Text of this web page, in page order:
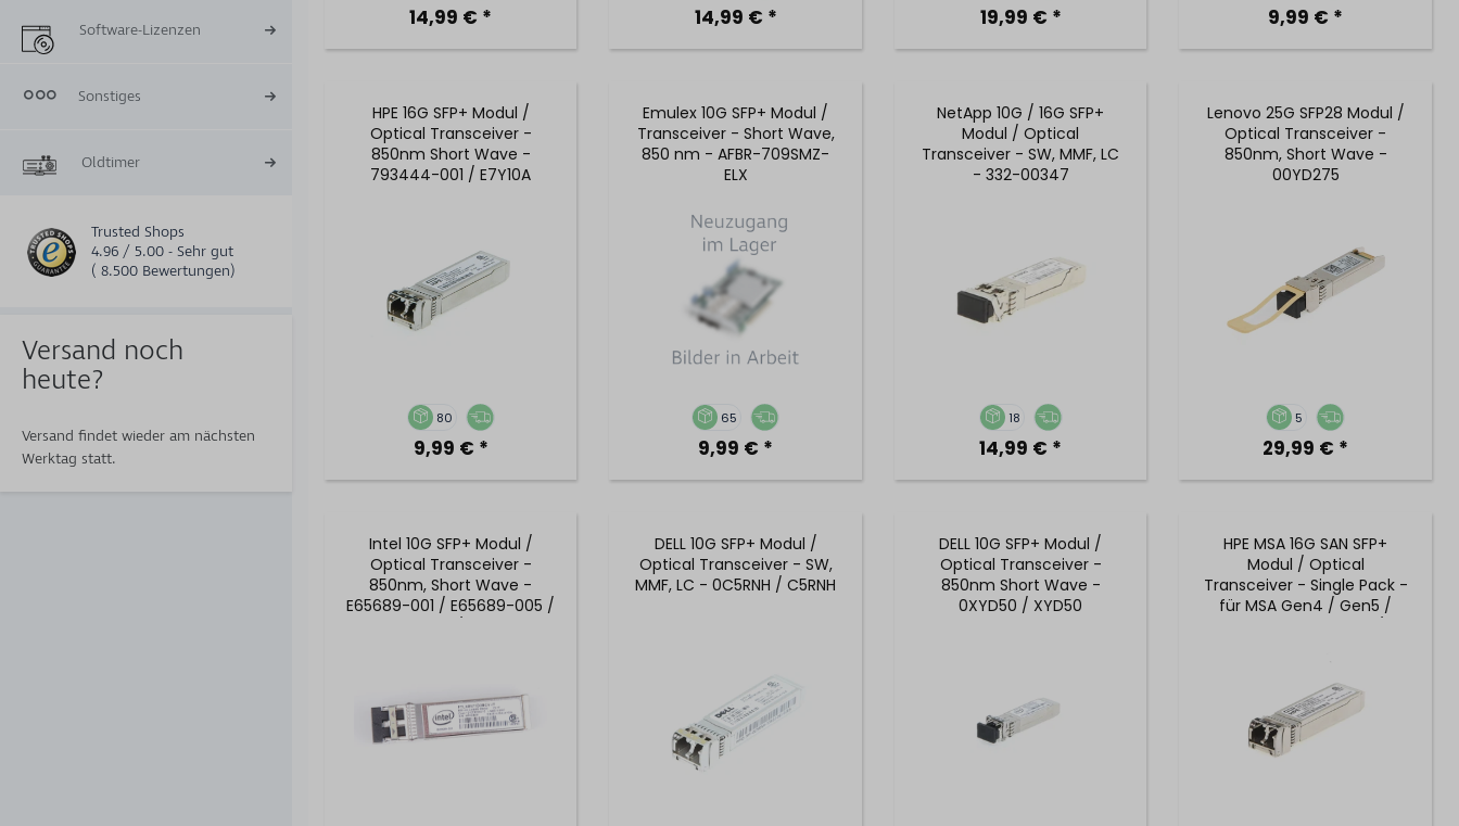
Software-Lizenzen
Sonstiges
Oldtimer
Trusted Shops
4.96 / 5.00 - Sehr gut
( 8.500 Bewertungen)
Versand noch
heute?
Versand findet wieder am nächsten
Werktag statt.
14,99 € * 14,99 € * 19,99 € * 9,99 € *
HPE 16G SFP+ Modul /
Optical Transceiver -
850nm Short Wave -
793444-001 / E7Y10A
80
9,99 € *
Emulex 10G SFP+ Modul /
Transceiver - Short Wave,
850 nm - AFBR-709SMZ-
ELX
65
9,99 € *
NetApp 10G / 16G SFP+
Modul / Optical
Transceiver - SW, MMF, LC
- 332-00347
18
14,99 € *
Lenovo 25G SFP28 Modul /
Optical Transceiver -
850nm, Short Wave -
00YD275
5
29,99 € *
Intel 10G SFP+ Modul /
Optical Transceiver -
850nm, Short Wave -
E65689-001 / E65689-005 /
DELL 10G SFP+ Modul /
Optical Transceiver - SW,
MMF, LC - 0C5RNH / C5RNH
DELL 10G SFP+ Modul /
Optical Transceiver -
850nm Short Wave -
0XYD50 / XYD50
HPE MSA 16G SAN SFP+
Modul / Optical
Transceiver - Single Pack -
für MSA Gen4 / Gen5 /